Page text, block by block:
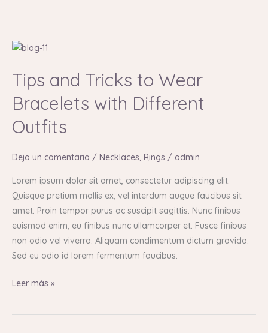
Tips and Tricks to Wear
Bracelets with Different
Outfits
Deja un comentario / Necklaces, Rings / admin
Lorem ipsum dolor sit amet, consectetur adipiscing elit.
Quisque pretium mollis ex, vel interdum augue faucibus sit
amet. Proin tempor purus ac suscipit sagittis. Nunc finibus
euismod enim, eu finibus nunc ullamcorper et. Fusce finibus
non odio vel viverra. Aliquam condimentum dictum gravida.
Sed eu odio id lorem fermentum faucibus.
Tips
Tricks
Wear
Bracelets
with
Different
Leer más »